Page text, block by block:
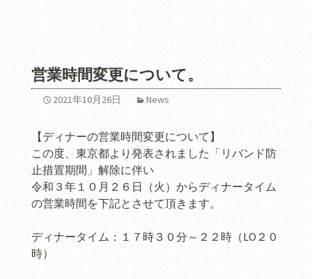
営業時間変更について。
2021年10月26日 News
【ディナーの営業時間変更について】
この度、東京都より発表されました「リバンド防
止措置期間」解除に伴い
令和３年１０月２６日（火）からディナータイム
の営業時間を下記とさせて頂きます。
ディナータイム：１７時３０分～２２時（LO２０
時）